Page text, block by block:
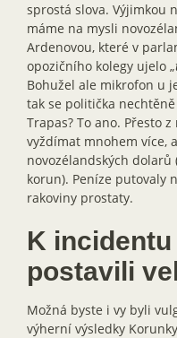
sprostá slova. Výjimkou
máme na mysli
Ardenovou, které v
opozičního kolegy ujelo „
Bohužel ale mikrofon u
tak se politička
Trapas? To ano. Přesto
vyždímat mnohem více,
novozélandských
korun). Peníze putovaly
rakoviny prostaty.
K
postavili
Možná byste i vy byli
výherní výsledky